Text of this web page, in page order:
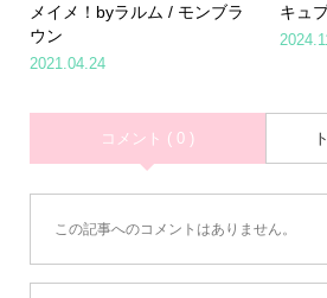
メイメ！byラルム / モンブラ
ウン
2021.04.24
キュ
コメント ( 0 )
この記事へのコメントはありません。